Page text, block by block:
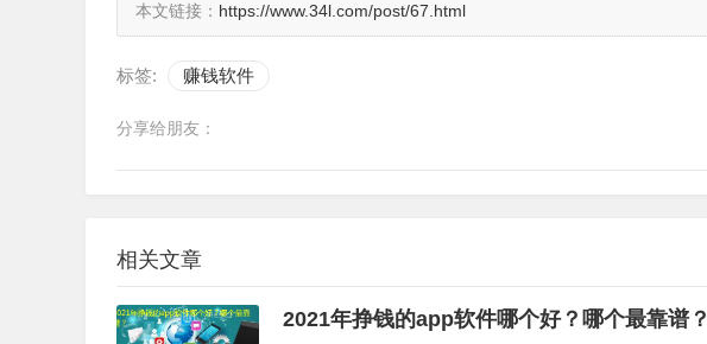
本文链接： https://www.34l.com/post/67.html
标签: 赚钱软件
分享给朋友：
相关文章
2021年挣钱的app软件哪个好？哪个最靠谱？